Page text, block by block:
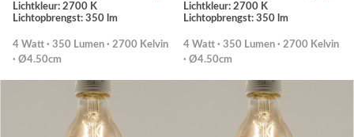
Lichtkleur: 2700 K
Lichtopbrengst: 350 lm
4 Watt · 350 Lumen · 2700 Kelvin
· Ø4.50cm
Lichtkleur: 2700 K
Lichtopbrengst: 350 lm
4 Watt · 350 Lumen · 2700 Kelvin
· Ø4.50cm